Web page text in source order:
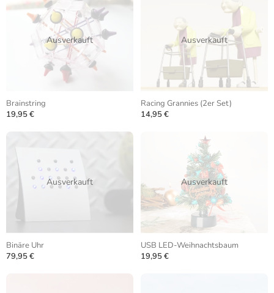
Ausverkauft
Brainstring
19,95 €
Ausverkauft
Racing Grannies (2er Set)
14,95 €
Ausverkauft
Binäre Uhr
79,95 €
Ausverkauft
USB LED-Weihnachtsbaum
19,95 €